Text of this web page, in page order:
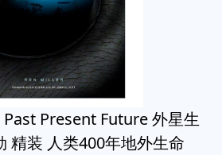
Present Future 外星生
精装 人类400年地外生命